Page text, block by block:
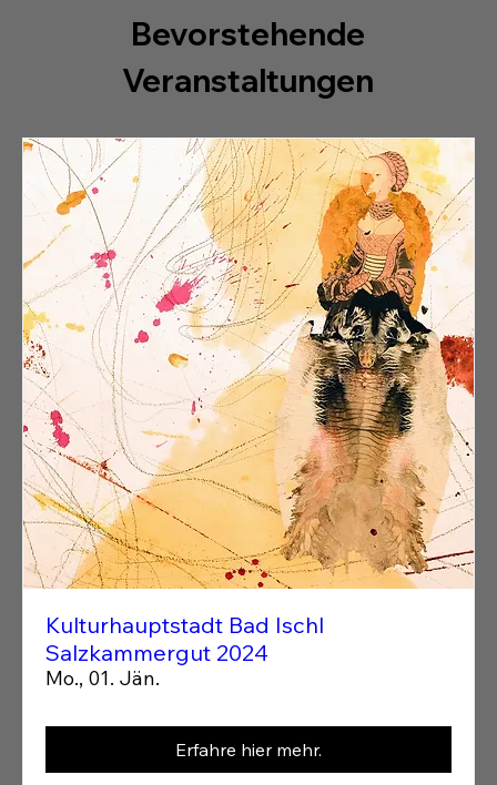
Bevorstehende
Veranstaltungen
Kulturhauptstadt Bad Ischl
Salzkammergut 2024
Mo., 01. Jän.
Erfahre hier mehr.